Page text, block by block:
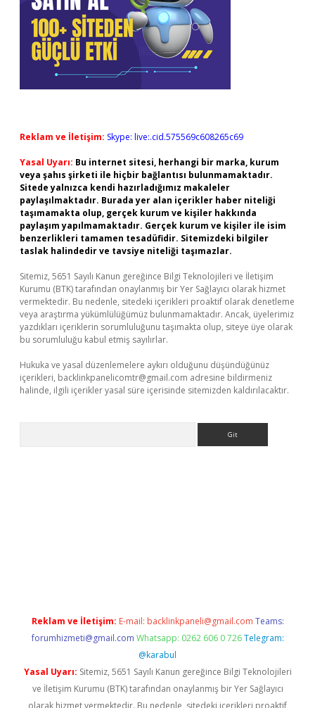
Reklam ve İletişim: Skype: live:.cid.575569c608265c69
Yasal Uyarı: Bu internet sitesi, herhangi bir marka, kurum
veya şahıs şirketi ile hiçbir bağlantısı bulunmamaktadır.
Sitede yalnızca kendi hazırladığımız makaleler
paylaşılmaktadır. Burada yer alan içerikler haber niteliği
taşımamakta olup, gerçek kurum ve kişiler hakkında
paylaşım yapılmamaktadır. Gerçek kurum ve kişiler ile isim
benzerlikleri tamamen tesadüfidir. Sitemizdeki bilgiler
taslak halindedir ve tavsiye niteliği taşımazlar.
Sitemiz, 5651 Sayılı Kanun gereğince Bilgi Teknolojileri ve İletişim
Kurumu (BTK) tarafından onaylanmış bir Yer Sağlayıcı olarak hizmet
vermektedir. Bu nedenle, sitedeki içerikleri proaktif olarak denetleme
veya araştırma yükümlülüğümüz bulunmamaktadır. Ancak, üyelerimiz
yazdıkları içeriklerin sorumluluğunu taşımakta olup, siteye üye olarak
bu sorumluluğu kabul etmiş sayılırlar.
Hukuka ve yasal düzenlemelere aykırı olduğunu düşündüğünüz
içerikleri, backlinkpanelicomtr@gmail.com adresine bildirmeniz
halinde, ilgili içerikler yasal süre içerisinde sitemizden kaldırılacaktır.
Reklam ve İletişim: E-mail: backlinkpaneli@gmail.com Teams:
forumhizmeti@gmail.com Whatsapp: 0262 606 0 726 Telegram:
@karabul
Yasal Uyarı: Sitemiz, 5651 Sayılı Kanun gereğince Bilgi Teknolojileri
ve İletişim Kurumu (BTK) tarafından onaylanmış bir Yer Sağlayıcı
olarak hizmet vermektedir. Bu nedenle, sitedeki içerikleri proaktif